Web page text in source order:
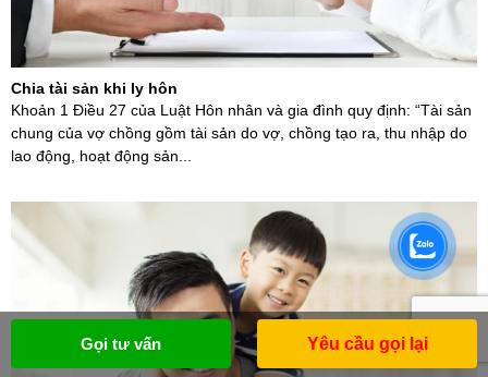
Chia tài sản khi ly hôn
Khoản 1 Điều 27 của Luật Hôn nhân và gia đình quy định: “Tài sản
chung của vợ chồng gồm tài sản do vợ, chồng tạo ra, thu nhập do
lao động, hoạt động sản...
Gọi tư vấn Yêu cầu gọi lại